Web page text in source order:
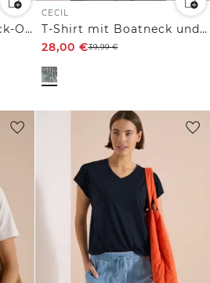
3/4-Arm Jacke in Strick-Optik
CECIL
T-Shirt mit Boatneck und Print
28,00 €39,99€